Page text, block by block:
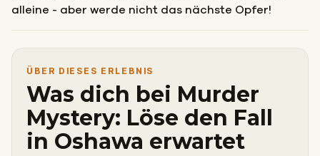
alleine - aber werde nicht das nächste Opfer!
ÜBER DIESES ERLEBNIS
Was dich bei Murder
Mystery: Löse den Fall
in Oshawa erwartet